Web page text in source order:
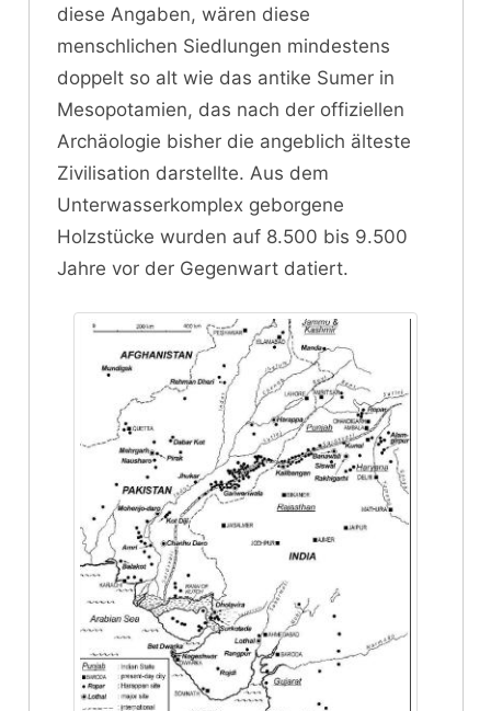
diese Angaben, wären diese
menschlichen Siedlungen mindestens
doppelt so alt wie das antike Sumer in
Mesopotamien, das nach der offiziellen
Archäologie bisher die angeblich älteste
Zivilisation darstellte. Aus dem
Unterwasserkomplex geborgene
Holzstücke wurden auf 8.500 bis 9.500
Jahre vor der Gegenwart datiert.